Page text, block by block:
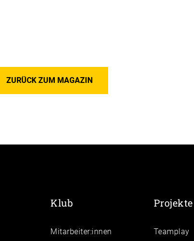
ZURÜCK ZUM MAGAZIN
Klub
Mitarbeiter:innen
Projekte
Teamplay